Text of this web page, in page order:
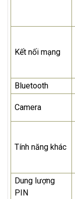
Kết nối mạng
Bluetooth
Camera
Tính năng khác
Dung lượng
PIN